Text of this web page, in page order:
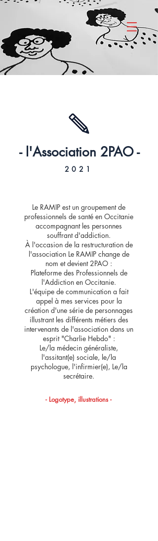
20 21
- l'Association 2PAO -
Le RAMIP est un groupement de
professionnels de santé en Occitanie
accompagnant les personnes
souffrant d'addiction.
À l'occasion de la restructuration de
l'association Le RAMIP change de
nom et devient 2PAO :
Plateforme des Professionnels de
l'Addiction en Occitanie.
L'équipe de communication a fait
appel à mes services pour la
création d'une série de personnages
illustrant les différents métiers des
intervenants de l'association dans un
esprit "Charlie Hebdo" :
Le/la médecin généraliste,
l'assitant(e) sociale, le/la
psychologue, l'infirmier(e), Le/la
secrétaire.
- Logotype, illustrations -